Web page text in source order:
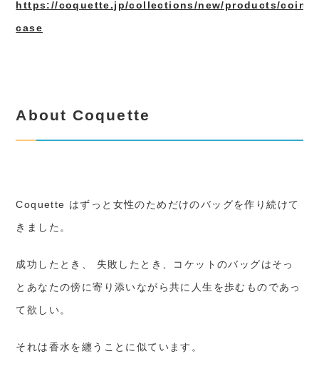
https://coquette.jp/collections/new/products/coin-
case
About Coquette
Coquette はずっと女性のためだけのバッグを作り続けて
きました。
成功したとき、 失敗したとき、コケットのバッグはそっ
とあなたの傍に寄り添いながら共に人生を歩むものであっ
て欲しい。
それは香水を纏うことに似ています。